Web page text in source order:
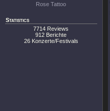
Rose Tattoo
Statistics
7714 Reviews
912 Berichte
26 Konzerte/Festivals